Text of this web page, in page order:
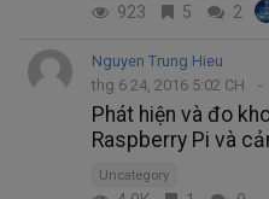
923 5 2
Nguyen Trung Hieu
thg 6 24, 2016 5:02 CH
Phát hiện và đo
Raspberry Pi và
Uncategory